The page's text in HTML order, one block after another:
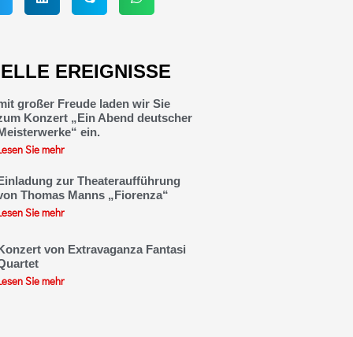
EREIGNISSE
großer Freude laden wir Sie
Konzert „Ein Abend deutscher
ein.
Sie mehr
zur Theateraufführung
Thomas Manns „Fiorenza“
Sie mehr
von Extravaganza Fantasi
Sie mehr